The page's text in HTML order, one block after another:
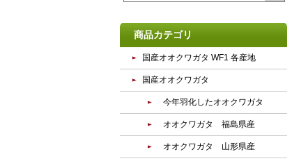
商品カテゴリ
国産オオクワガタ WF1 各産地
国産オオクワガタ
今年羽化したオオクワガタ
オオクワガタ 福島県産
オオクワガタ 山形県産